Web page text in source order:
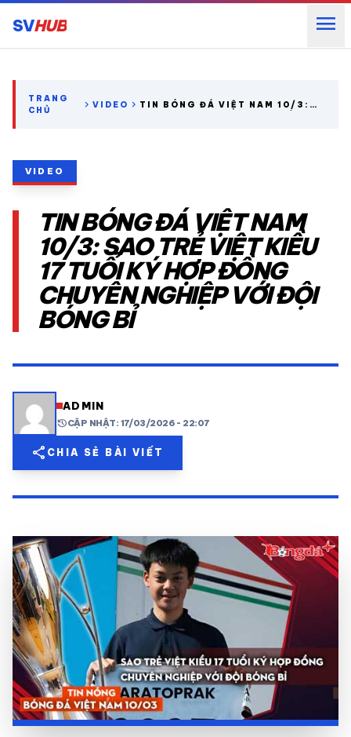
SVHUB menu
THỂ THAO TRONG NƯỚC
THỂ THAO expand_more
VIDEO
LỊCH THI ĐẤU
TRANG
CHỦ
chevron_right VIDEO chevron_right TIN BÓNG ĐÁ VIỆT NAM 10/3:
VIDEO
TIN BÓNG ĐÁ VIỆT NAM
10/3: SAO TRẺ VIỆT KIỀU
17 TUỔI KÝ HỢP ĐỒNG
CHUYÊN NGHIỆP VỚI ĐỘI
BÓNG BỈ
ADMIN
historyCẬP NHẬT: 17/03/2026 - 22:07
share CHIA SẺ BÀI VIẾT